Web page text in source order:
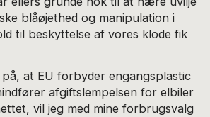
blåøjethed og manipulation i
til beskyttelse af vores klode fik
at EU forbyder engangsplastic
afgiftslempelsen for elbiler
vil jeg med mine forbrugsvalg